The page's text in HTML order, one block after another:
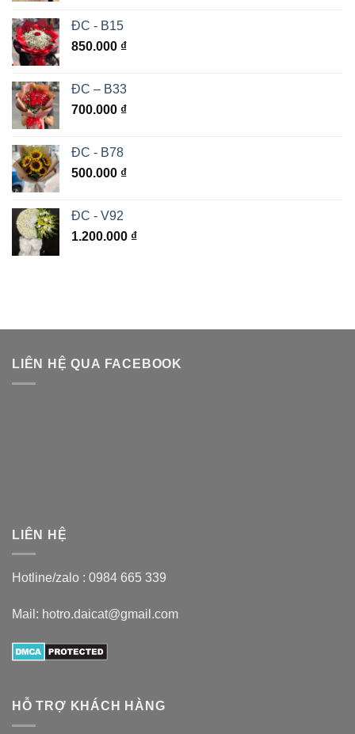
ĐC - B15
850.000 ₫
ĐC – B33
700.000 ₫
ĐC - B78
500.000 ₫
ĐC - V92
1.200.000 ₫
LIÊN HỆ QUA FACEBOOK
LIÊN HỆ
Hotline/zalo : 0984 665 339
Mail: hotro.daicat@gmail.com
HỖ TRỢ KHÁCH HÀNG